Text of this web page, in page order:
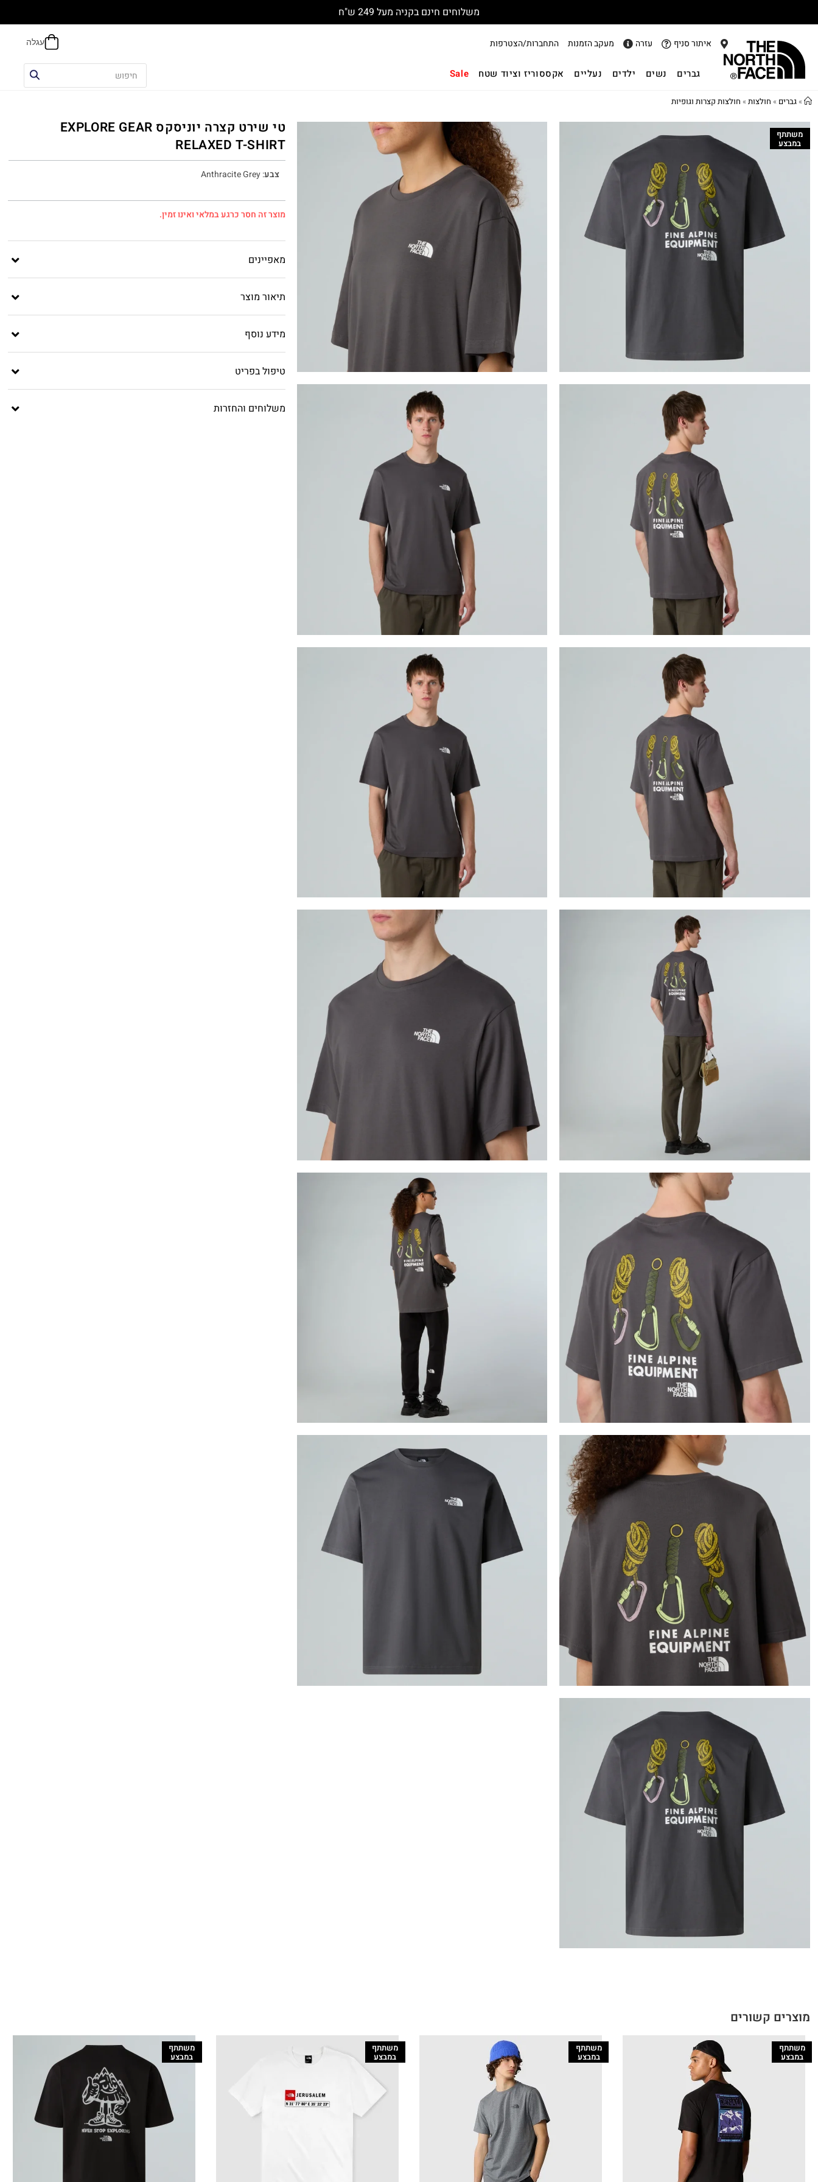
משלוחים חינם בקניה מעל 249 ש"ח
איתור סניף עזרה מעקב הזמנות התחברות/הצטרפות
גברים נשים ילדים נעליים אקססוריז וציוד שטח Sale
»גברים » חולצות» חולצות קצרות וגופיות
משתתף
במבצע
טי שירט קצרה יוניסקס EXPLORE GEAR
RELAXED T-SHIRT
צבע:
Anthracite Grey
מוצר זה חסר כרגע במלאי ואינו זמין.
מאפיינים
תיאור מוצר
מידע נוסף
טיפול בפריט
משלוחים והחזרות
מוצרים קשורים
משתתף
במבצע
משתתף
במבצע
משתתף
במבצע
משתתף
במבצע